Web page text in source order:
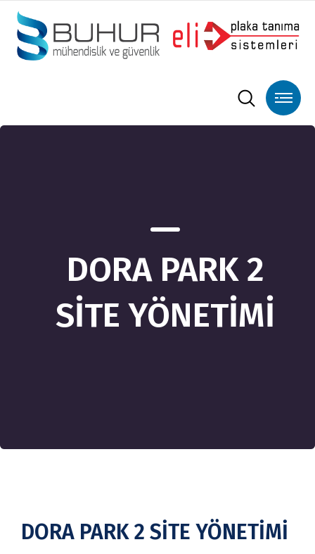
DORA PARK 2
SİTE YÖNETİMİ
DORA PARK 2 SİTE YÖNETİMİ